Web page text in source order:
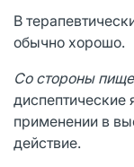
В
обычно хорошо.
Со стороны
диспептические
применении в
действие.